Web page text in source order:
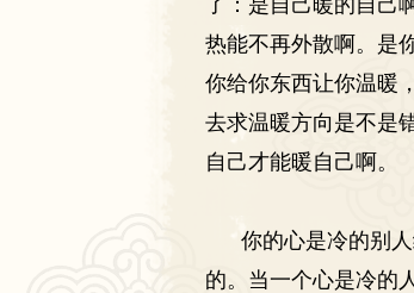
了：是自己暖的自己
热能不再外散啊。是
你给你东西让你温暖
去求温暖方向是不是
自己才能暖自己啊。
你的心是冷的别人
的。当一个心是冷的